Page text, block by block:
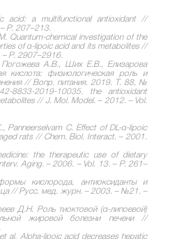
acid: a multifunctional antioxidant //
P. 207–213.
Quantum-chemical investigation of the
of α-lipoic acid and its metabolites //
– P. 2907–2916.
А.В., Ших Е.В., Елизарова
кислота: физиологическая роль и
// Вопр. питания. 2019. Т. 88, №
8833-2019-10035. the antioxidant
// J. Mol. Model. – 2012. – Vol.
Panneerselvam C. Effect of DL-α-lipoic
rats // Chem. Biol. Interact. – 2001.
the therapeutic use of dietary
Aging. – 2006. – Vol. 13. – P. 261–
кислорода, антиоксиданты и
// Русс. мед. журн. – 2003. – №21. –
Д.Н. Роль тиоктовой (α-липоевой)
жировой болезни печени //
al. Alpha-lipoic acid decreases hepatic